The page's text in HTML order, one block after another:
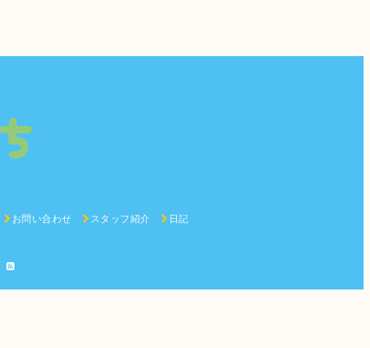
お問い合わせ スタッフ紹介 日記